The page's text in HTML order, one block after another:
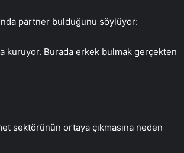
partner bulduğunu söylüyor:
kuruyor. Burada erkek bulmak gerçekten
sektörünün ortaya çıkmasına neden